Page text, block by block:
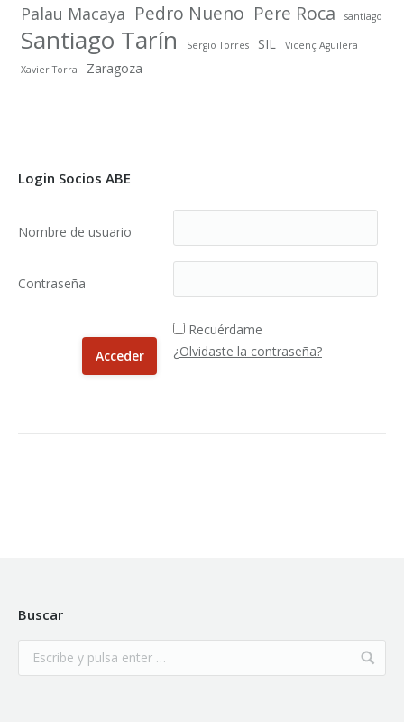
Palau Macaya Pedro Nueno Pere Roca santiago
Santiago Tarín Sergio Torres SIL
Vicenç Aguilera
Xavier Torra
Zaragoza
Login Socios ABE
Nombre de usuario
Contraseña
Recuérdame
¿Olvidaste la contraseña?
Buscar